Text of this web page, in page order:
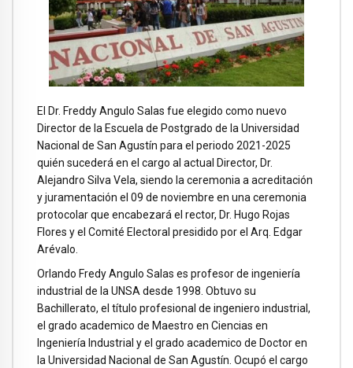
El Dr. Freddy Angulo Salas fue elegido como nuevo
Director de la Escuela de Postgrado de la Universidad
Nacional de San Agustín para el periodo 2021-2025
quién sucederá en el cargo al actual Director, Dr.
Alejandro Silva Vela, siendo la ceremonia a acreditación
y juramentación el 09 de noviembre en una ceremonia
protocolar que encabezará el rector, Dr. Hugo Rojas
Flores y el Comité Electoral presidido por el Arq. Edgar
Arévalo.
Orlando Fredy Angulo Salas es profesor de ingeniería
industrial de la UNSA desde 1998. Obtuvo su
Bachillerato, el título profesional de ingeniero industrial,
el grado academico de Maestro en Ciencias en
Ingeniería Industrial y el grado academico de Doctor en
la Universidad Nacional de San Agustín. Ocupó el cargo